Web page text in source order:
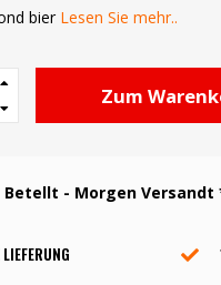
bier Lesen Sie mehr..
Zum
Betellt - Morgen Versandt